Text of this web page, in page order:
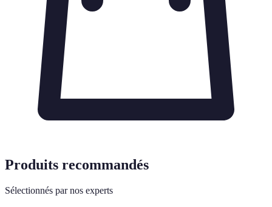
Produits recommandés
Sélectionnés par nos experts